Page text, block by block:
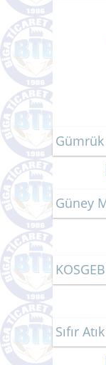
Güney
KOSGEB
Sıfır Atık